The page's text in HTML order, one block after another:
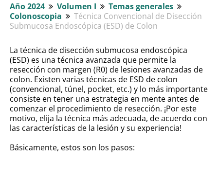
Año 2024 Volumen I
Temas generales
Colonoscopia
Técnica Convencional de Disección
Submucosa Endoscópica (ESD) de Colon
La técnica de disección submucosa endoscópica
(ESD) es una técnica avanzada que permite la
resección con margen (R0) de lesiones avanzadas de
colon. Existen varias técnicas de ESD de colon
(convencional, túnel, pocket, etc.) y lo más importante
consiste en tener una estrategia en mente antes de
comenzar el procedimiento de resección. ¡Por este
motivo, elija la técnica más adecuada, de acuerdo con
las características de la lesión y su experiencia!
Básicamente, estos son los pasos: